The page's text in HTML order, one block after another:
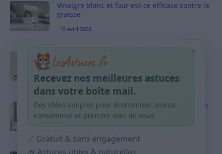
Vinaigre blanc et four est-ce efficace contre la
graisse
10 avril 2026
Taches pigmentaires : routine simple +
habitudes qui aident
9 avril 2026
Produits ménagers : comment économiser en
courses sans acheter 10 sprays
×
Recevez nos meilleures astuces
dans votre boîte mail.
Des idées simples pour économiser, mieux
consommer et prendre soin de vous.
✅ Gratuit & sans engagement